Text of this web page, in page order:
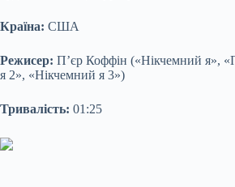
Країна: США
Режисер: П’єр Коффін («Нікчемний я»,
я 2», «Нікчемний я 3»)
Тривалість: 01:25